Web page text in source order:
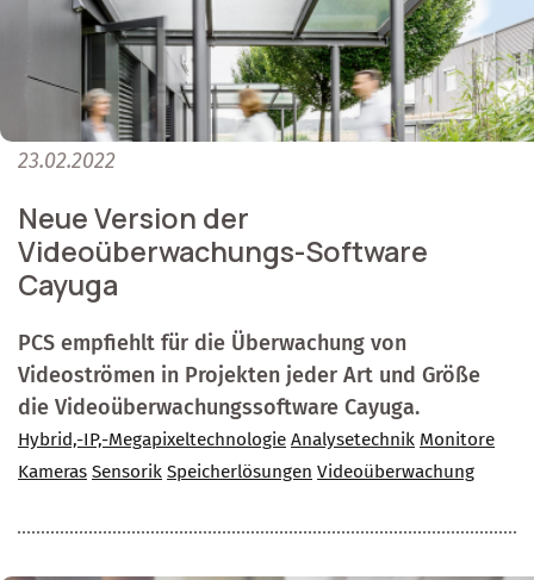
23.02.2022
Neue Version der
Videoüberwachungs-Software
Cayuga
PCS empfiehlt für die Überwachung von
Videoströmen in Projekten jeder Art und Größe
die Videoüberwachungssoftware Cayuga.
Hybrid,-IP,-Megapixeltechnologie Analysetechnik Monitore
Kameras Sensorik Speicherlösungen Videoüberwachung